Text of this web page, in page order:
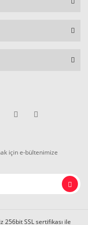
için e-bültenimize
256bit SSL sertifikası ile